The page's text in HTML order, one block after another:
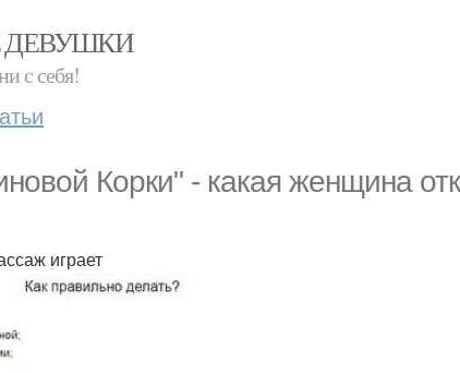
ДЕВУШКИ
с себя!
Корки" - какая женщина
играет